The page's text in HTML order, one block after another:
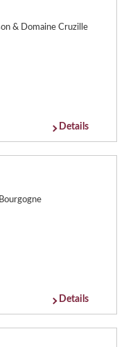
& Domaine Cruzille
Details
Details